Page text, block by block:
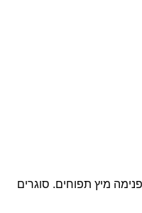
מיץ תפוחים. סוגרים